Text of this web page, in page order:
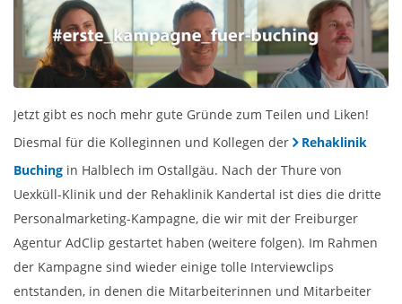
Jetzt gibt es noch mehr gute Gründe zum Teilen und Liken!
Diesmal für die Kolleginnen und Kollegen der
Rehaklinik
Buching in Halblech im Ostallgäu. Nach der Thure von
Uexküll-Klinik und der Rehaklinik Kandertal ist dies die dritte
Personalmarketing-Kampagne, die wir mit der Freiburger
Agentur AdClip gestartet haben (weitere folgen). Im Rahmen
der Kampagne sind wieder einige tolle Interviewclips
entstanden, in denen die Mitarbeiterinnen und Mitarbeiter